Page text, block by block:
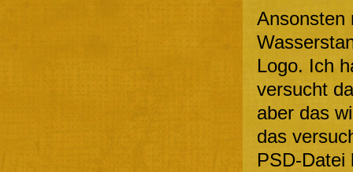
Ansonsten
Logo. Ich
versucht
aber das
das
PSD-Datei